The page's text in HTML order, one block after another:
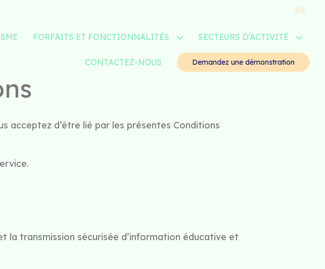
EN
FORFAITS ET FONCTIONNALITÉS SECTEURS D’ACTIVITÉ
CONTACTEZ-NOUS Demandez une démonstration
acceptez d’être lié par les présentes Conditions
transmission sécurisée d’information éducative et